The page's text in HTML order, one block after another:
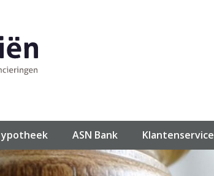
ASN Bank Klantenservice